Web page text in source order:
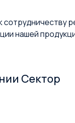
сотрудничеству
нашей
Сектор